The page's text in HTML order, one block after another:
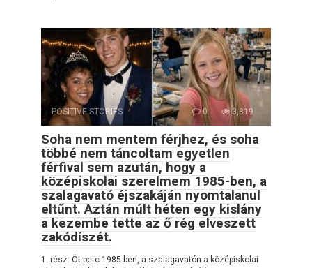
POSITIVE STORIES 0 3,819
Soha nem mentem férjhez, és soha
többé nem táncoltam egyetlen
férfival sem azután, hogy a
középiskolai szerelmem 1985-ben, a
szalagavató éjszakáján nyomtalanul
eltűnt. Aztán múlt héten egy kislány
a kezembe tette az ő rég elveszett
zakódíszét.
1. rész: Öt perc 1985-ben, a szalagavatón a középiskolai